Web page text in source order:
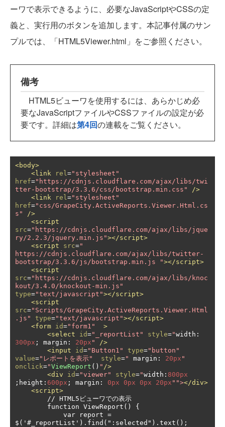
ーワで表示できるように、必要なJavaScriptやCSSの定
義と、実行用のボタンを追加します。本記事付属のサン
プルでは、「HTML5Viewer.html」をご参照ください。
備考
HTML5ビューワを使用するには、あらかじめ必
要なJavaScriptファイルやCSSファイルの設定が必
要です。詳細は第4回の連載をご覧ください。
<body>
<link
rel ="stylesheet"
href="https://cdnjs.cloudflare.com/ajax/libs/twi
tter-bootstrap/3.3.6/css/bootstrap.min.css"
/>
<link
rel ="stylesheet"
href="css/GrapeCity.ActiveReports.Viewer.Html.cs
s"
/>
<script
src="https://cdnjs.cloudflare.com/ajax/libs/jque
ry/2.2.3/jquery.min.js"></script>
<script
src="
https://cdnjs.cloudflare.com/ajax/libs/twitter-
bootstrap/3.3.6/js/bootstrap.min.js "></script>
<script
src="https://cdnjs.cloudflare.com/ajax/libs/knoc
kout/3.4.0/knockout-min.js"
type="text/javascript"></script>
<script
src="Scripts/GrapeCity.ActiveReports.Viewer.Html
.js"
type="text/javascript"></script>
<form id="form1"
>
<select
id="_reportList" style="width :
300px ; margin : 20px "
/>
<input
id="Button1" type="button"
value="レポートを表示" style=" margin : 20px "
onclick="ViewReport () " />
<div
id="viewer" style="width : 800px
; height : 600px ; margin : 0px 0px 0px 20px ""></div>
<script>
$('#_reportList').find(":selected").text();